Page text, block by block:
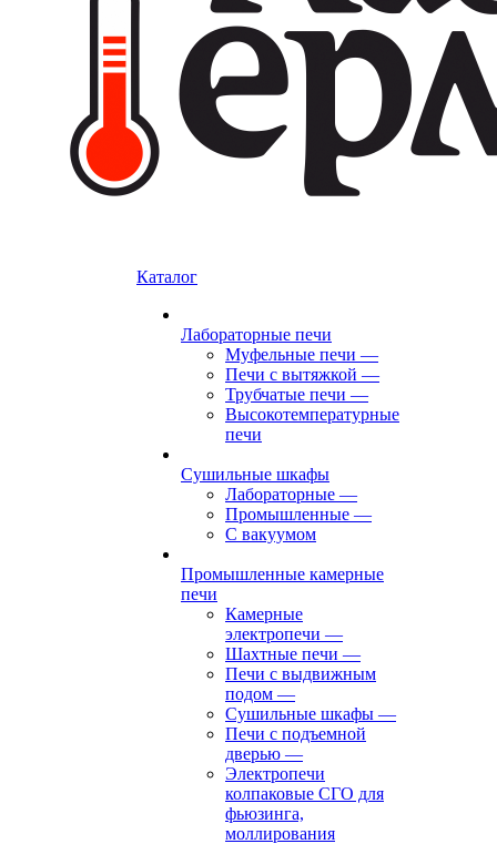
Каталог
Лабораторные печи
Муфельные печи —
Печи с вытяжкой —
Трубчатые печи —
Высокотемпературные
печи
Сушильные шкафы
Лабораторные —
Промышленные —
С вакуумом
Промышленные камерные
печи
Камерные
электропечи —
Шахтные печи —
Печи с выдвижным
подом —
Сушильные шкафы —
Печи с подъемной
дверью —
Электропечи
колпаковые СГО для
фьюзинга,
моллирования